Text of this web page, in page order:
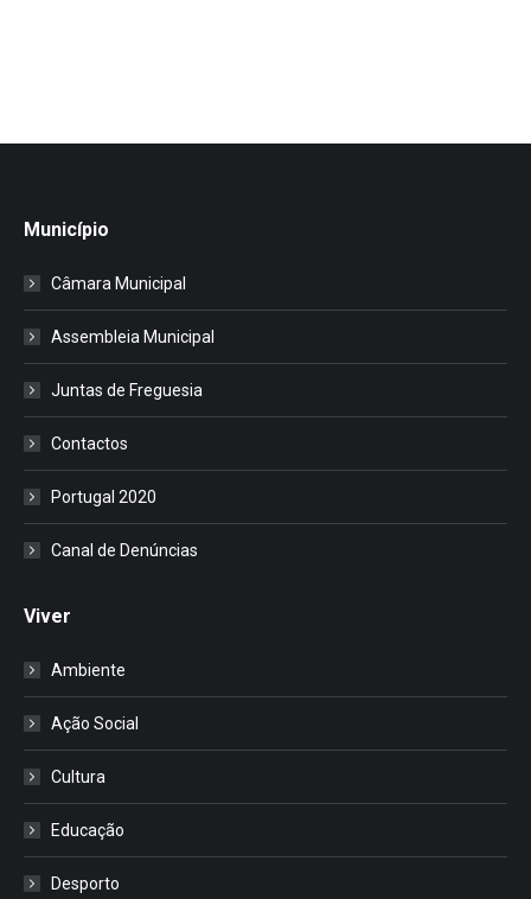
Município
Câmara Municipal
Assembleia Municipal
Juntas de Freguesia
Contactos
Portugal 2020
Canal de Denúncias
Viver
Ambiente
Ação Social
Cultura
Educação
Desporto